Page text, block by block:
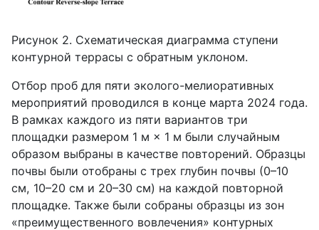
Рисунок 2. Схематическая диаграмма ступени
контурной террасы с обратным уклоном.
Отбор проб для пяти эколого-мелиоративных
мероприятий проводился в конце марта 2024 года.
В рамках каждого из пяти вариантов три
площадки размером 1 м × 1 м были случайным
образом выбраны в качестве повторений. Образцы
почвы были отобраны с трех глубин почвы (0–10
см, 10–20 см и 20–30 см) на каждой повторной
площадке. Также были собраны образцы из зон
«преимущественного вовлечения» контурных